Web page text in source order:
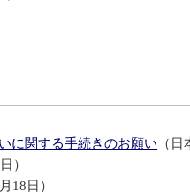
に関する手続きのお願い （
）
18日）